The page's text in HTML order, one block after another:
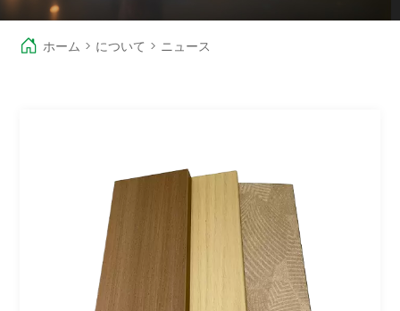
ホーム > について > ニュース